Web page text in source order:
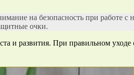
на безопасность при работе с
очки.
развития. При правильном уходе